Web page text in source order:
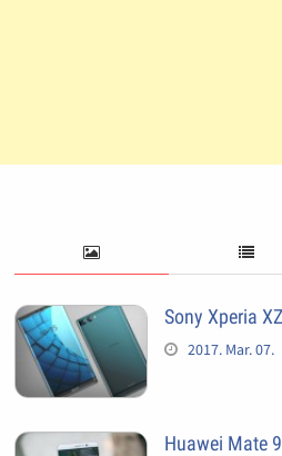
Sony Xperia XZ
2017. Mar. 07.
Huawei Mate 9